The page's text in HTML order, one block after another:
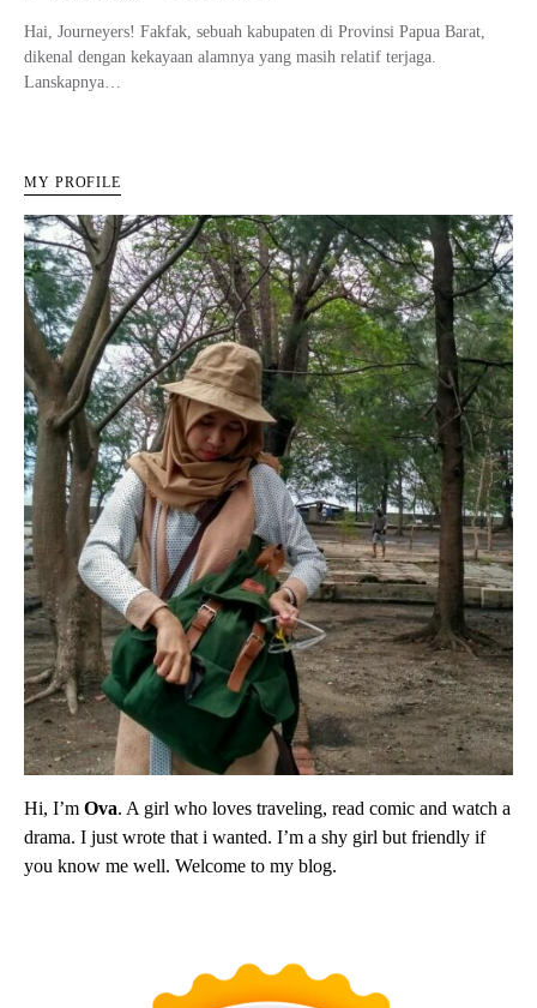
Hai, Journeyers! Fakfak, sebuah kabupaten di Provinsi Papua Barat,
dikenal dengan kekayaan alamnya yang masih relatif terjaga.
Lanskapnya…
MY PROFILE
Hi, I’m Ova. A girl who loves traveling, read comic and watch a
drama. I just wrote that i wanted. I’m a shy girl but friendly if
you know me well. Welcome to my blog.